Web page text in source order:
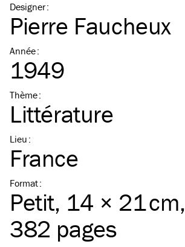
Designer:
Pierre Faucheux
Année:
1949
Thème:
Littérature
Lieu :
France
Format:
Petit, 14 × 21 cm,
382 pages